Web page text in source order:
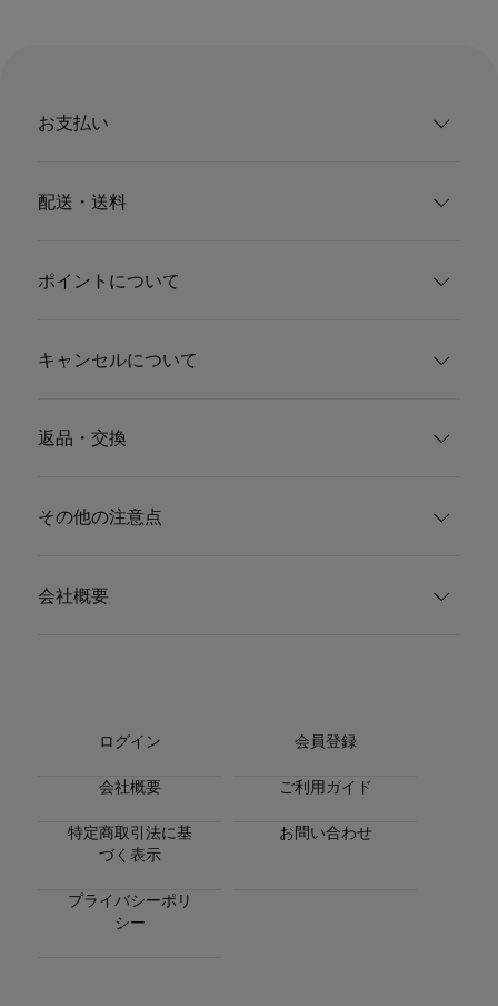
お支払い
配送・送料
ポイントについて
キャンセルについて
返品・交換
その他の注意点
会社概要
ログイン 会員登録
会社概要 ご利用ガイド
特定商取引法に基
づく表示
お問い合わせ
プライバシーポリ
シー